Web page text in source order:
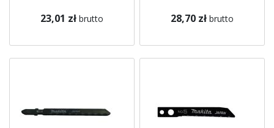
23,01 zł brutto 28,70 zł brutto